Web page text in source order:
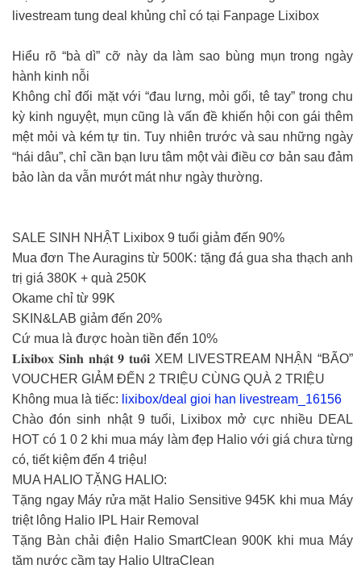
livestream tung deal khủng chỉ có tại Fanpage Lixibox
Hiểu rõ “bà dì” cỡ này da làm sao bùng mụn trong ngày
hành kinh nỗi
Không chỉ đối mặt với “đau lưng, mỏi gối, tê tay” trong chu
kỳ kinh nguyệt, mụn cũng là vấn đề khiến hội con gái thêm
mệt mỏi và kém tự tin. Tuy nhiên trước và sau những ngày
“hái dâu”, chỉ cần bạn lưu tâm một vài điều cơ bản sau đảm
bảo làn da vẫn mướt mát như ngày thường.
SALE SINH NHẬT Lixibox 9 tuổi giảm đến 90%
Mua đơn The Auragins từ 500K: tặng đá gua sha thạch anh
trị giá 380K + quà 250K
Okame chỉ từ 99K
SKIN&LAB giảm đến 20%
Cứ mua là được hoàn tiền đến 10%
𝐋𝐢𝐱𝐢𝐛𝐨𝐱 𝐒𝐢𝐧𝐡 𝐧𝐡𝐚̣̂𝐭 𝟗 𝐭𝐮𝐨̂̉𝐢 XEM LIVESTREAM NHẬN “BÃO”
VOUCHER GIẢM ĐẾN 2 TRIỆU CÙNG QUÀ 2 TRIỆU
Không mua là tiếc: lixibox/deal gioi han livestream_16156
Chào đón sinh nhật 9 tuổi, Lixibox mở cực nhiều DEAL
HOT có 1 0 2 khi mua máy làm đẹp Halio với giá chưa từng
có, tiết kiệm đến 4 triệu!
MUA HALIO TẶNG HALIO:
Tặng ngay Máy rửa mặt Halio Sensitive 945K khi mua Máy
triệt lông Halio IPL Hair Removal
Tặng Bàn chải điện Halio SmartClean 900K khi mua Máy
tăm nước cầm tay Halio UltraClean